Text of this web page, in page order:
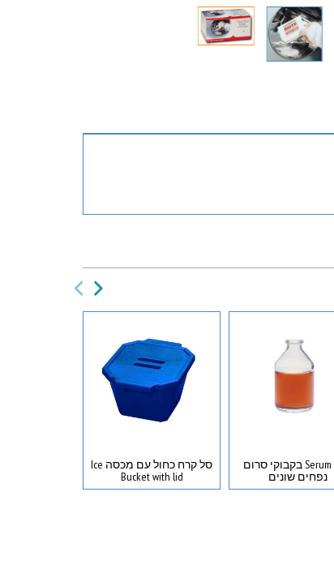
Serum Vials בקבוקי סרום
נפחים שונים
סל קרח כחול עם מכסה Ice
Bucket with lid